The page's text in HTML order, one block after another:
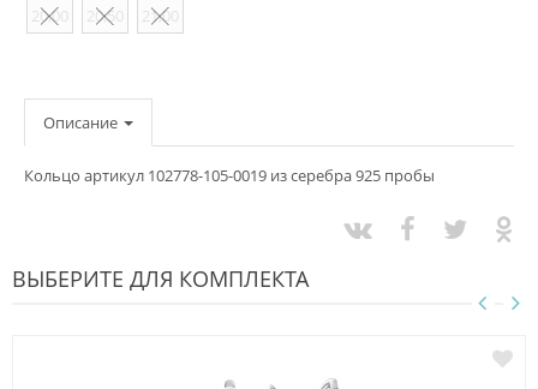
20,00
20,50 21,00
Описание
Кольцо артикул 102778-105-0019 из серебра 925 пробы
ВЫБЕРИТЕ ДЛЯ КОМПЛЕКТА